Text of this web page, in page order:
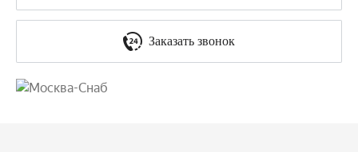
Заказать звонок